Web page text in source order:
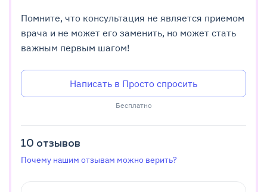
Помните, что консультация не является приемом
врача и не может его заменить, но может стать
важным первым шагом!
Написать в Просто спросить
Бесплатно
10 отзывов
Почему нашим отзывам можно верить?